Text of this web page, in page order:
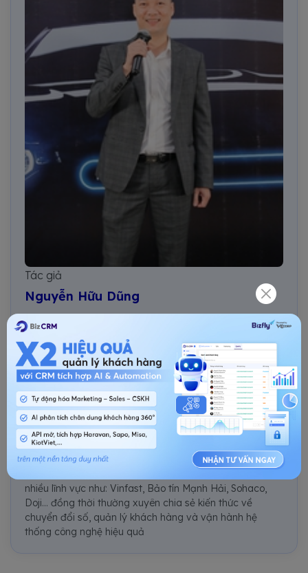
Tác giả
Nguyễn Hữu Dũng
Nguyễn Hữu Dũng là chuyên gia với hơn 18 năm kinh
nghiệm trong ngành công nghệ thông tin, hiện là Giám
đốc Sản phẩm tại Bizfly (VCCorp). Tốt nghiệp Đại học
Quốc gia Hà Nội, anh phụ trách các giải pháp công
nghệ trọng điểm của Bizfly bao gồm Thiết kế Website,
BizCRM, Bizfly CDP và BizMobile App, tập trung vào
quản lý khách hàng, phân tích dữ liệu và xây dựng hạ
tầng số toàn diện cho doanh nghiệp.
Anh Dũng đã dẫn dắt đội ngũ triển khai thành công
nhiều lĩnh vực như: Vinfast, Bảo tín Mạnh Hải, Sohaco,
Doji... đồng thời thường xuyên chia sẻ kiến thức về
chuyển đổi số, quản lý khách hàng và vận hành hệ
thống công nghệ hiệu quả